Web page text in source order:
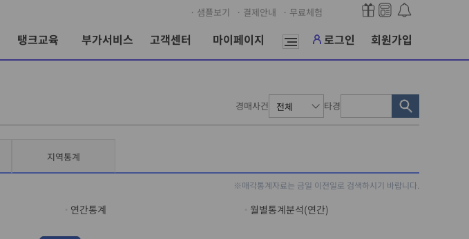
· 샘플보기 · 결제안내 · 무료체험
탱크교육 부가서비스 고객센터 마이페이지 로그인 회원가입
경매사건 타경
지역통계
※매각통계자료는 금일 이전일로 검색하시기 바랍니다.
연간통계 월별통계분석(연간)